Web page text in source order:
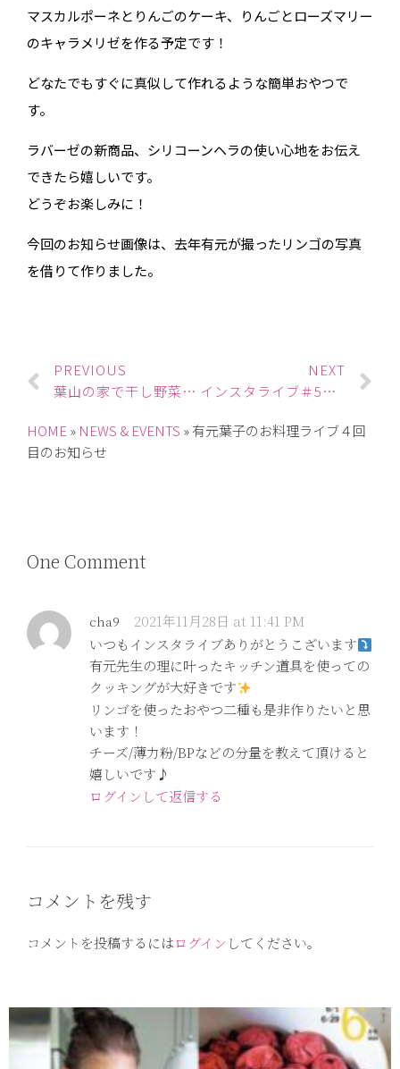
マスカルポーネとりんごのケーキ、りんごとローズマリー
のキャラメリゼを作る予定です！
どなたでもすぐに真似して作れるような簡単おやつで
す。
ラバーゼの新商品、シリコーンヘラの使い心地をお伝え
できたら嬉しいです。
どうぞお楽しみに！
今回のお知らせ画像は、去年有元が撮ったリンゴの写真
を借りて作りました。
PREVIOUS
葉山の家で干し野菜の撮影
NEXT
インスタライブ＃5のお知らせ
HOME» NEWS & EVENTS »有元葉子のお料理ライブ４回
目のお知らせ
One Comment
cha9
2021年11月28日 at 11:41 PM
いつもインスタライブありがとうこざいます
有元先生の理に叶ったキッチン道具を使っての
クッキングが大好きです
リンゴを使ったおやつ二種も是非作りたいと思
います！
チーズ/薄力粉/BPなどの分量を教えて頂けると
嬉しいです♪
ログインして返信する
コメントを残す
コメントを投稿するにはログイン してください。